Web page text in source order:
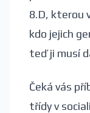
8.D, kterou
kdo jejich
teď ji musí
Čeká vás
třídy v